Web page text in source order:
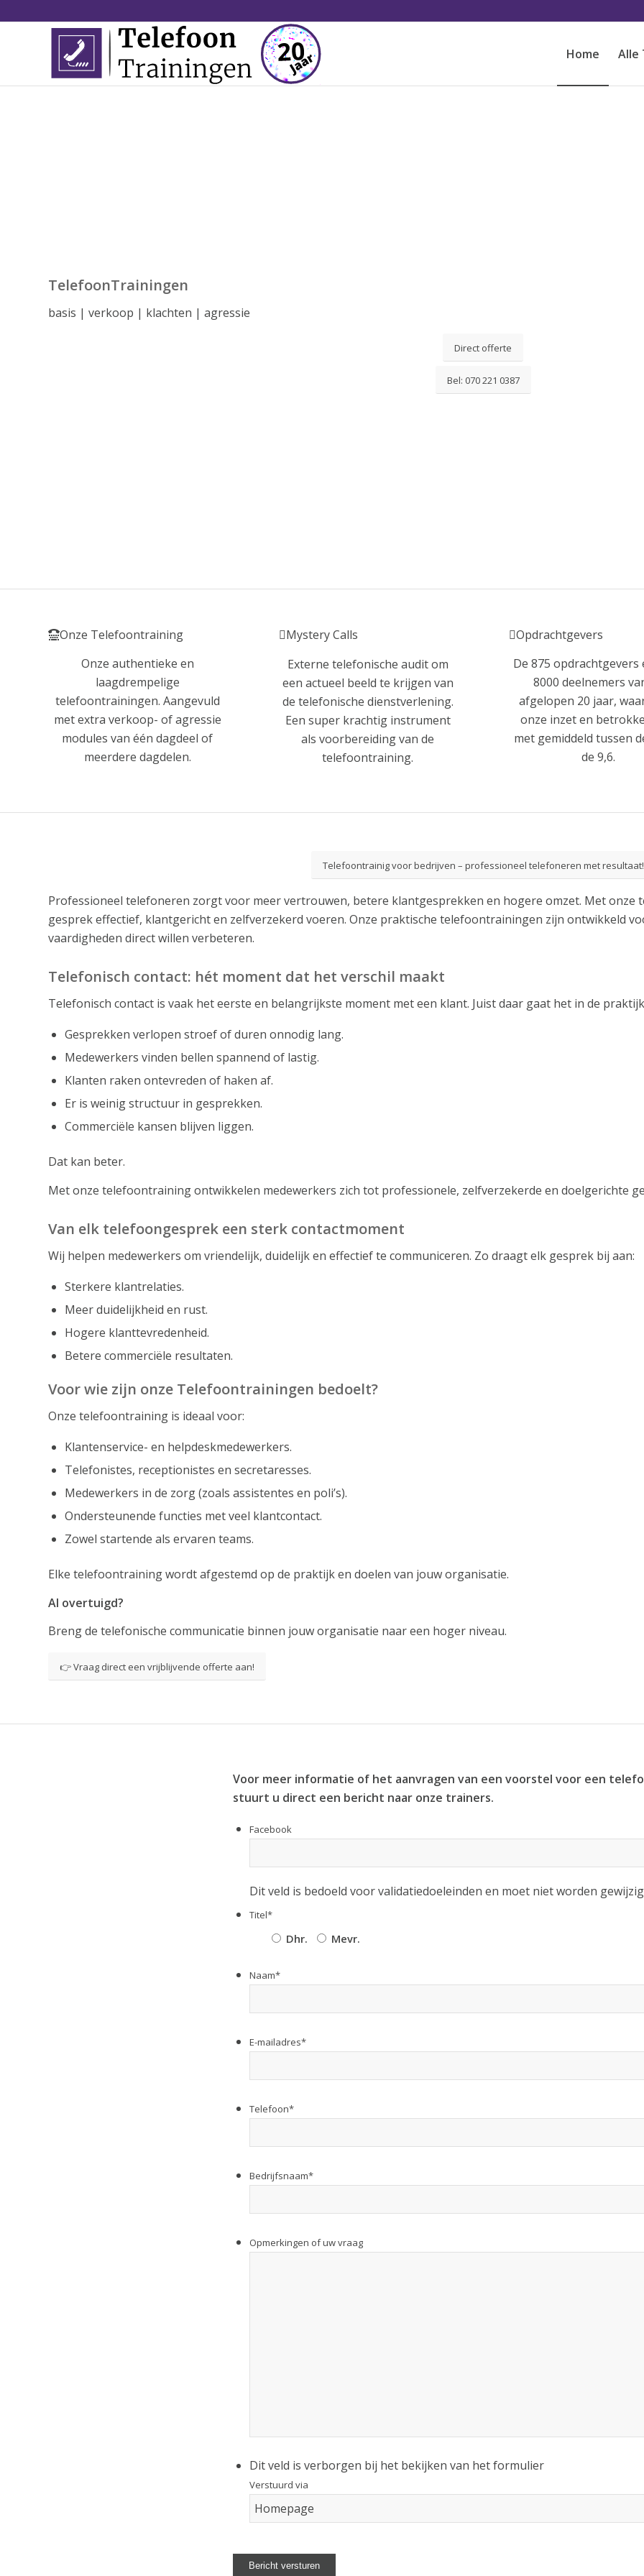
Home Alle
TelefoonTrainingen
basis | verkoop | klachten | agressie
Direct offerte
Bel: 070 221 0387
Onze Telefoontraining
Onze authentieke en
laagdrempelige
telefoontrainingen. Aangevuld
met extra verkoop- of agressie
modules van één dagdeel of
meerdere dagdelen.
Mystery Calls
Externe telefonische audit om
een actueel beeld te krijgen van
de telefonische dienstverlening.
Een super krachtig instrument
als voorbereiding van de
telefoontraining.
Opdrachtgevers
De 875 opdrachtgevers
8000 deelnemers
afgelopen 20 jaar,
onze inzet en
met gemiddeld tussen
de 9,6.
Telefoontrainig voor bedrijven – professioneel telefoneren met resultaat!
Professioneel telefoneren zorgt voor meer vertrouwen, betere klantgesprekken en hogere omzet. Met
gesprek effectief, klantgericht en zelfverzekerd voeren. Onze praktische telefoontrainingen zijn ontwikkeld
vaardigheden direct willen verbeteren.
Telefonisch contact: hét moment dat het verschil maakt
Telefonisch contact is vaak het eerste en belangrijkste moment met een klant. Juist daar gaat het in de
Gesprekken verlopen stroef of duren onnodig lang.
Medewerkers vinden bellen spannend of lastig.
Klanten raken ontevreden of haken af.
Er is weinig structuur in gesprekken.
Commerciële kansen blijven liggen.
Dat kan beter.
Met onze telefoontraining ontwikkelen medewerkers zich tot professionele, zelfverzekerde en doelgerichte
Van elk telefoongesprek een sterk contactmoment
Wij helpen medewerkers om vriendelijk, duidelijk en effectief te communiceren. Zo draagt elk gesprek bij aan:
Sterkere klantrelaties.
Meer duidelijkheid en rust.
Hogere klanttevredenheid.
Betere commerciële resultaten.
Voor wie zijn onze Telefoontrainingen bedoelt?
Onze telefoontraining is ideaal voor:
Klantenservice- en helpdeskmedewerkers.
Telefonistes, receptionistes en secretaresses.
Medewerkers in de zorg (zoals assistentes en poli’s).
Ondersteunende functies met veel klantcontact.
Zowel startende als ervaren teams.
Elke telefoontraining wordt afgestemd op de praktijk en doelen van jouw organisatie.
Al overtuigd?
Breng de telefonische communicatie binnen jouw organisatie naar een hoger niveau.
👉 Vraag direct een vrijblijvende offerte aan!
Voor meer informatie of het aanvragen van een voorstel voor een
stuurt u direct een bericht naar onze trainers.
Facebook
Dit veld is bedoeld voor validatiedoeleinden en moet niet worden
Titel*
Dhr. Mevr.
Naam*
Voornaam
E-mailadres*
Telefoon*
Bedrijfsnaam*
Opmerkingen of uw vraag
Dit veld is verborgen bij het bekijken van het formulier
Verstuurd via
Bericht versturen